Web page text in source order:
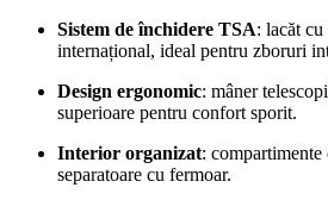
Sistem de închidere TSA: lacăt
internațional, ideal pentru zboruri
Design ergonomic: mâner
superioare pentru confort sporit.
Interior organizat: compartimente
separatoare cu fermoar.